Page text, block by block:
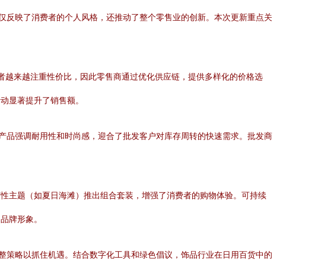
映了消费者的个人风格，还推动了整个零售业的创新。本次更新重点关
来越注重性价比，因此零售商通过优化供应链，提供多样化的价格选
显著提升了销售额。
强调耐用性和时尚感，迎合了批发客户对库存周转的快速需求。批发商
主题（如夏日海滩）推出组合套装，增强了消费者的购物体验。可持续
牌形象。
略以抓住机遇。结合数字化工具和绿色倡议，饰品行业在日用百货中的